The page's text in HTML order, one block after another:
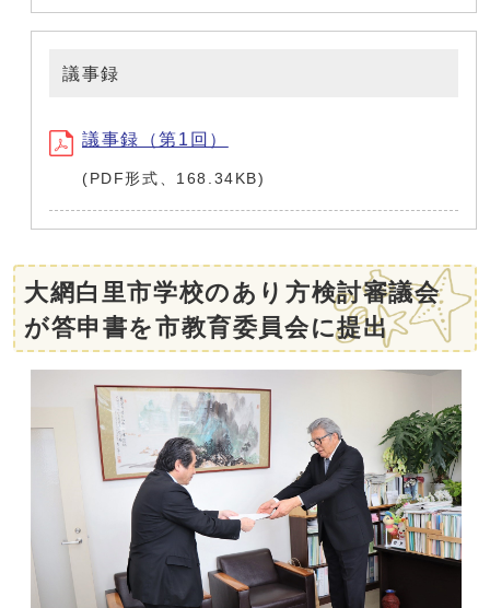
議事録
議事録（第1回）
(PDF形式、168.34KB)
大網白里市学校のあり方検討審議会
が答申書を市教育委員会に提出